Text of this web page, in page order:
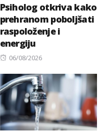
Psiholog otkriva kako
prehranom poboljšati
raspoloženje i
energiju
Posted
06/08/2026